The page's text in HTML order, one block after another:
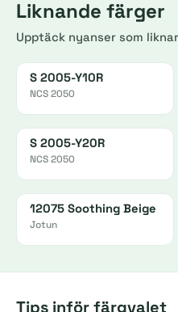
Liknande färger
Upptäck nyanser som
S 2005-Y10R
NCS 2050
S 2005-Y20R
NCS 2050
12075 Soothing Beige
Jotun
Tips inför färgvalet